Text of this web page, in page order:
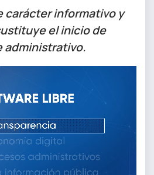
carácter informativo y
el inicio de
administrativo.